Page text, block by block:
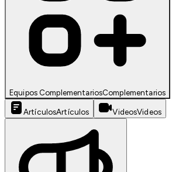
Equipos ComplementariosComplementarios
ArtículosArtículos VideosVideos